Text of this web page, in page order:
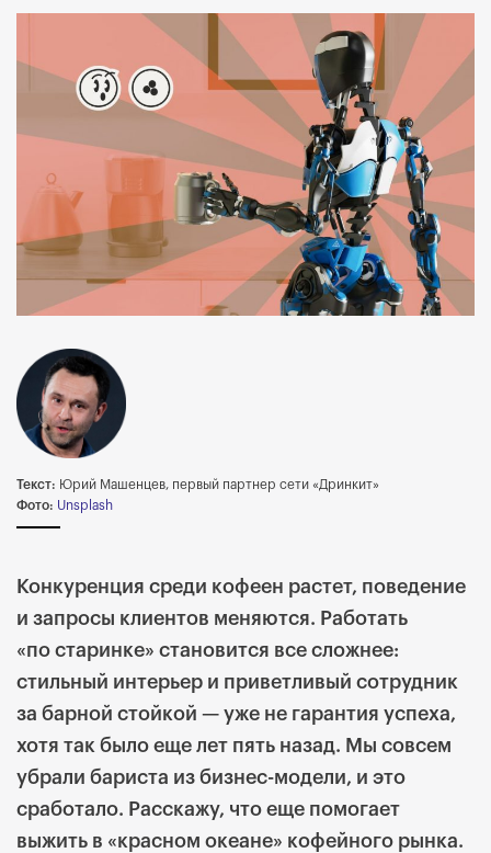
Текст: Юрий Машенцев, первый партнер сети «Дринкит»
Фото: Unsplash
Конкуренция среди кофеен растет, поведение
и запросы клиентов меняются. Работать
«по старинке» становится все сложнее:
стильный интерьер и приветливый сотрудник
за барной стойкой — уже не гарантия успеха,
хотя так было еще лет пять назад. Мы совсем
убрали бариста из бизнес-модели, и это
сработало. Расскажу, что еще помогает
выжить в «красном океане» кофейного рынка.